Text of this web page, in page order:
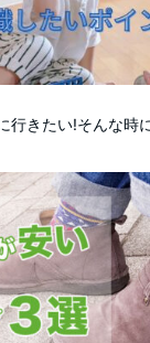
行きたい!そんな時